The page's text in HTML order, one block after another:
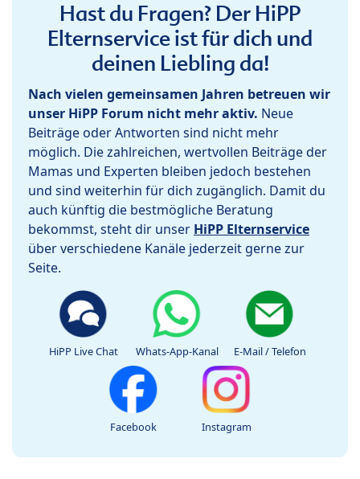
Hast du Fragen? Der HiPP
Elternservice ist für dich und
deinen Liebling da!
Nach vielen gemeinsamen Jahren betreuen wir
unser HiPP Forum nicht mehr aktiv. Neue
Beiträge oder Antworten sind nicht mehr
möglich. Die zahlreichen, wertvollen Beiträge der
Mamas und Experten bleiben jedoch bestehen
und sind weiterhin für dich zugänglich. Damit du
auch künftig die bestmögliche Beratung
bekommst, steht dir unser HiPP Elternservice
über verschiedene Kanäle jederzeit gerne zur
Seite.
HiPP Live Chat Whats-App-Kanal E-Mail / Telefon
Facebook Instagram